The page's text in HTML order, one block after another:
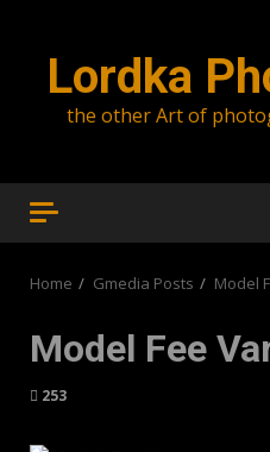
Lordka
the other Art of
Home Gmedia Posts Model
Model Fee
253